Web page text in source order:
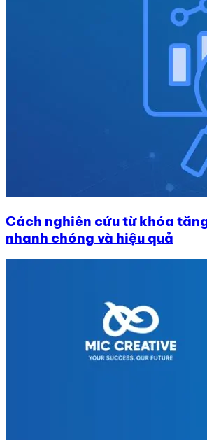
Cách nghiên cứu từ khóa
nhanh chóng và hiệu quả